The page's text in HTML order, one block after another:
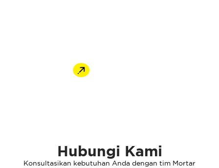
Hubungi Kami
Konsultasikan kebutuhan Anda dengan tim Mortar